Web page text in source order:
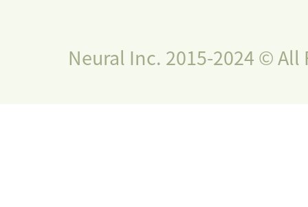
Neural Inc. 2015-2024 © All